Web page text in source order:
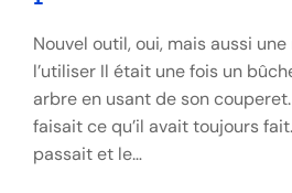
Nouvel outil, oui, mais aussi
l’utiliser Il était une fois un
arbre en usant de son
faisait ce qu’il avait toujours
passait et le…